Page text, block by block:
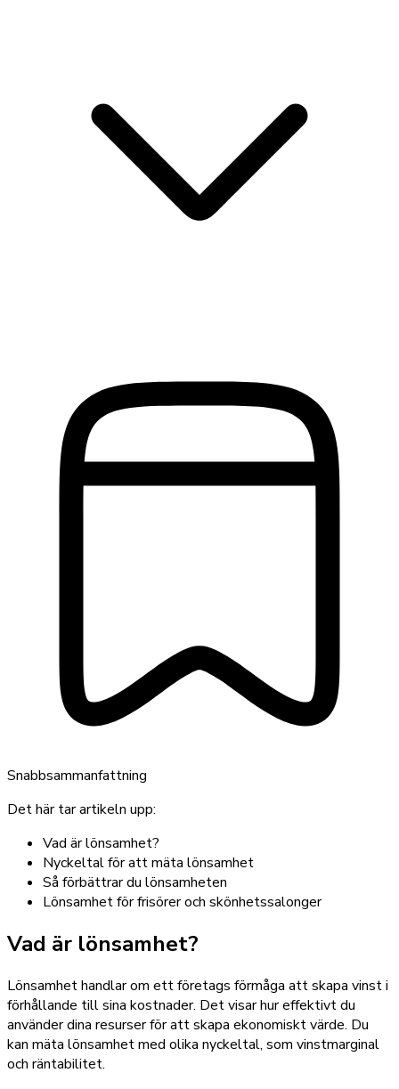
Snabbsammanfattning
Det här tar artikeln upp:
Vad är lönsamhet?
Nyckeltal för att mäta lönsamhet
Så förbättrar du lönsamheten
Lönsamhet för frisörer och skönhetssalonger
Vad är lönsamhet?
Lönsamhet handlar om ett företags förmåga att skapa vinst i
förhållande till sina kostnader. Det visar hur effektivt du
använder dina resurser för att skapa ekonomiskt värde. Du
kan mäta lönsamhet med olika nyckeltal, som vinstmarginal
och räntabilitet.